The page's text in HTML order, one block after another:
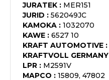
JURATEK : MER151
JURID : 562049JC
KAMOKA : 1032070
KAWE : 6527 10
KRAFT AUTOMOTIVE :
KRAFTVOLL GERMANY
LPR : M2591V
MAPCO : 15809, 47802